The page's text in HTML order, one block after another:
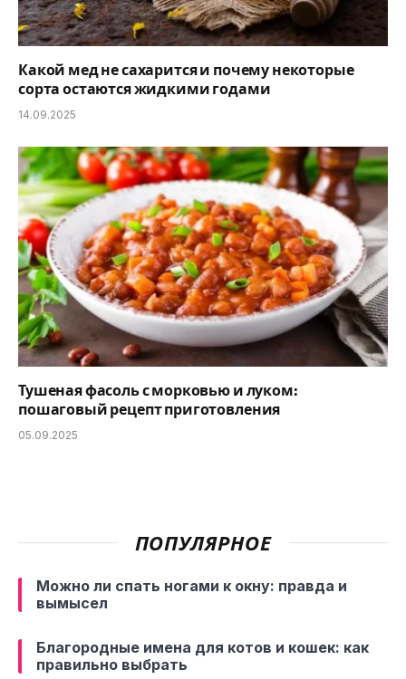
Какой мед не сахарится и почему некоторые
сорта остаются жидкими годами
14.09.2025
Тушеная фасоль с морковью и луком:
пошаговый рецепт приготовления
05.09.2025
ПОПУЛЯРНОЕ
Можно ли спать ногами к окну: правда и
вымысел
Благородные имена для котов и кошек: как
правильно выбрать